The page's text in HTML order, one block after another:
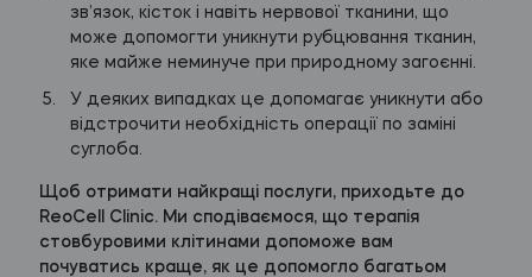
зв’язок, кісток і навіть нервової тканини, що
може допомогти уникнути рубцювання тканин,
яке майже неминуче при природному загоєнні.
У деяких випадках це допомагає уникнути або
відстрочити необхідність операції по заміні
суглоба.
Щоб отримати найкращі послуги, приходьте до
ReoCell Clinic. Ми сподіваємося, що терапія
стовбуровими клітинами допоможе вам
почуватись краще, як це допомогло багатьом